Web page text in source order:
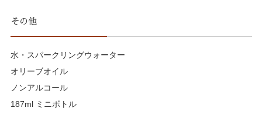
その他
水・スパークリングウォーター
オリーブオイル
ノンアルコール
187ml ミニボトル